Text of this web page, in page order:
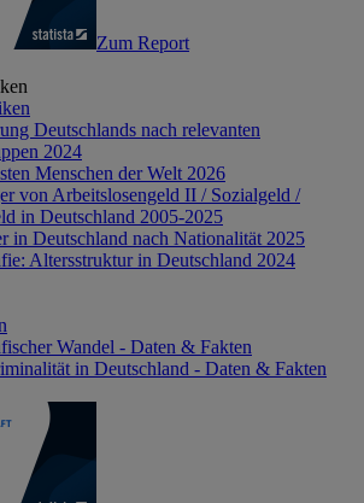
Zum Report
Deutschlands nach relevanten
2024
Menschen der Welt 2026
von Arbeitslosengeld II / Sozialgeld /
in Deutschland 2005-2025
in Deutschland nach Nationalität 2025
Altersstruktur in Deutschland 2024
Wandel - Daten & Fakten
in Deutschland - Daten & Fakten